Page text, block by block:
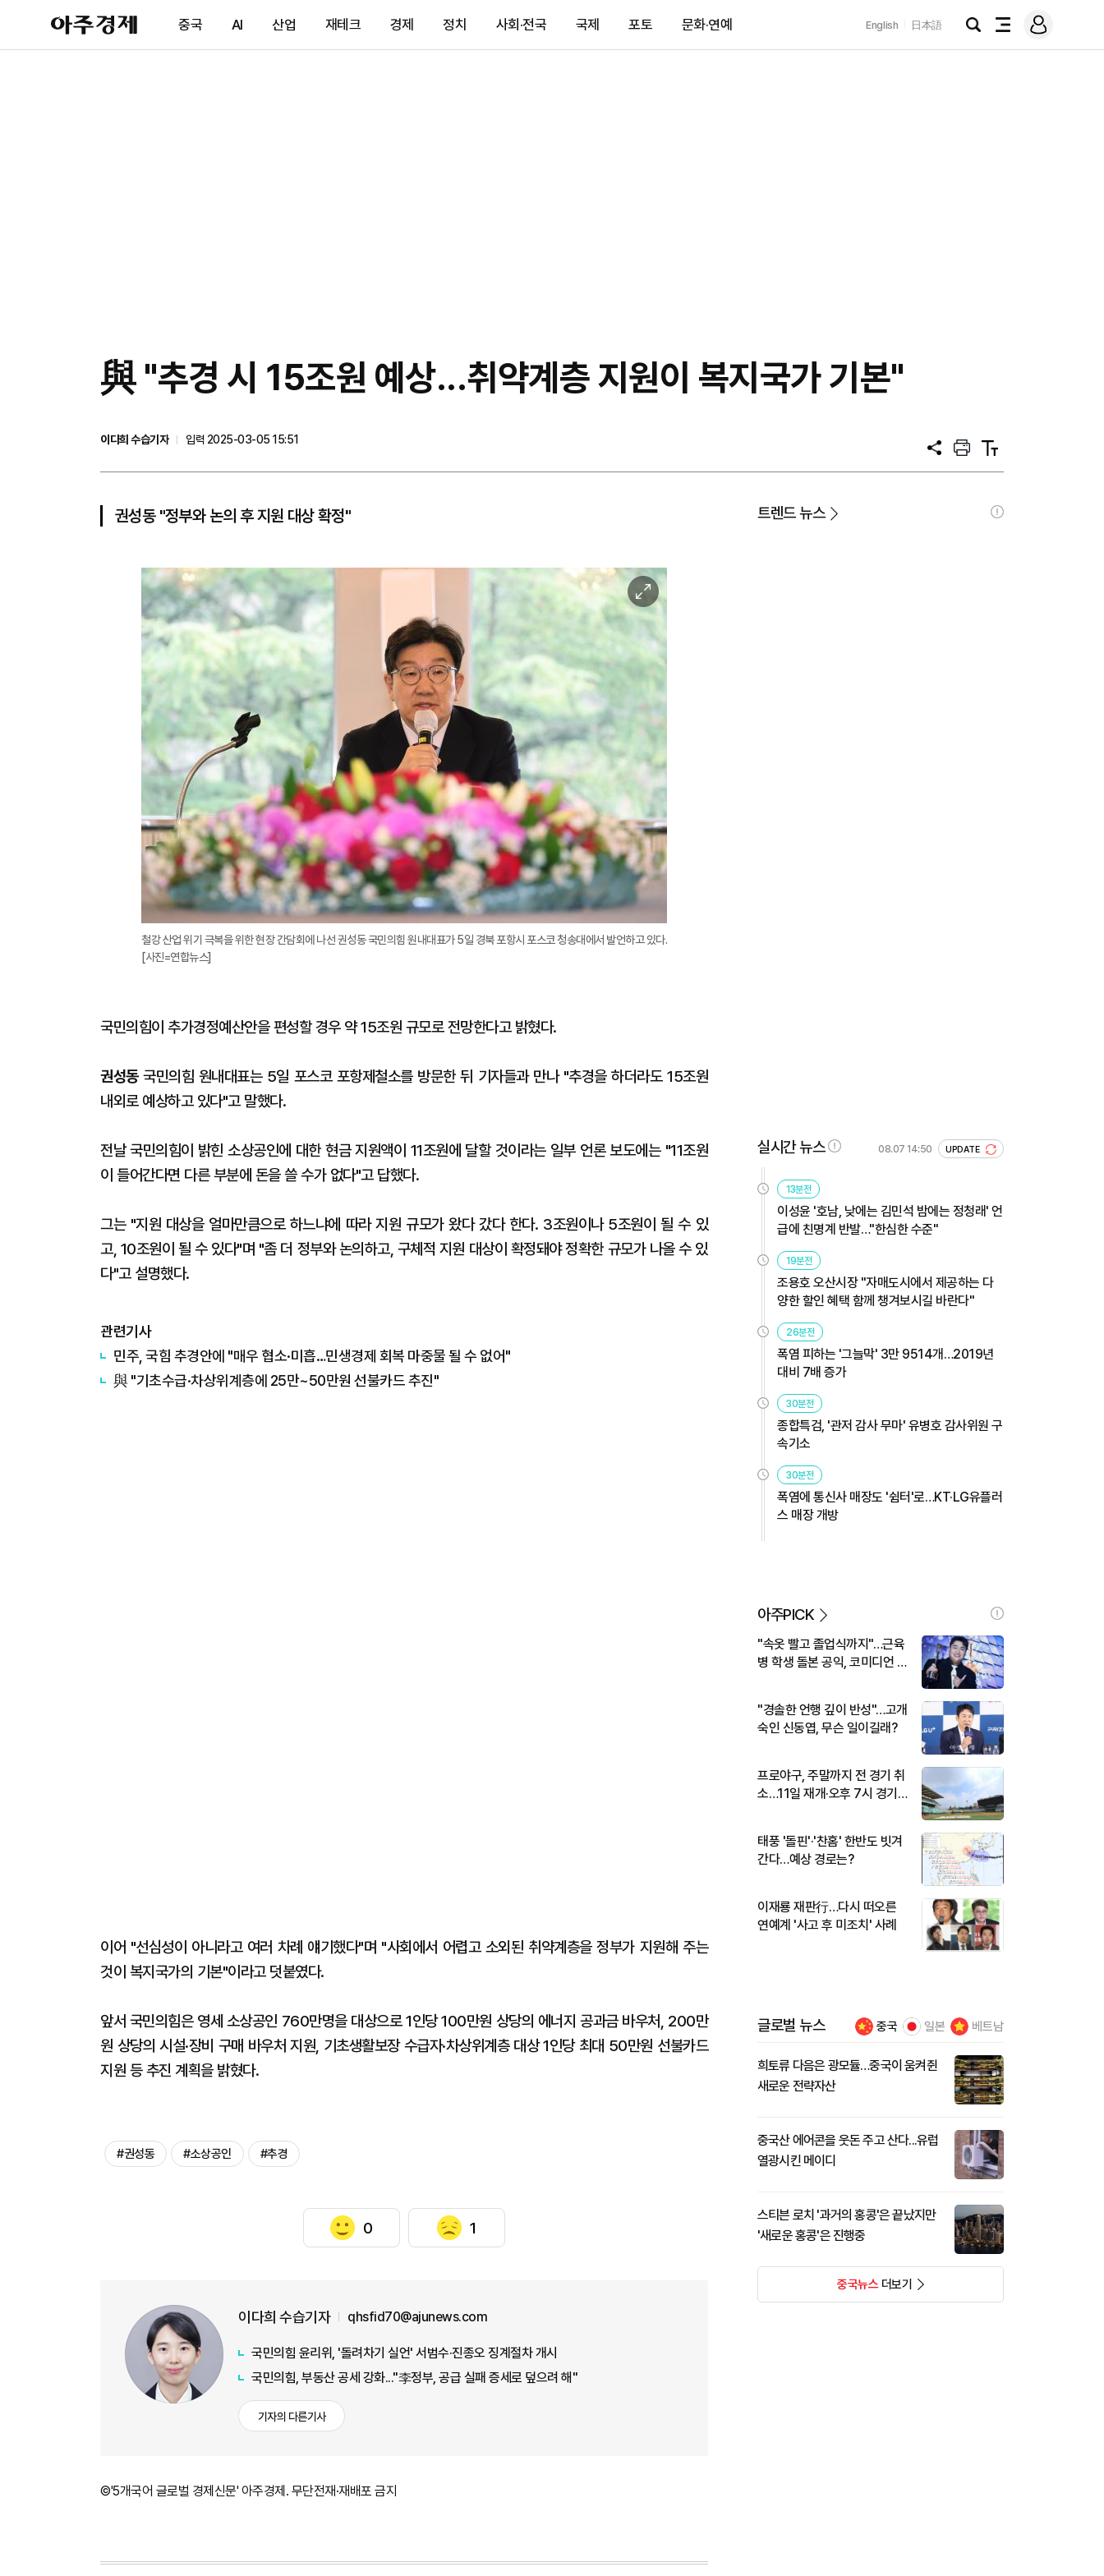
아
주
제
중국 AI 산업 재테크 경제 정치 사회·전국 국제 포토 문화·연예 English 日本語
검
전
메
그
與 "추경 시 15조원 예상...취약계층 지원이 복지국가 기본"
이다희 수습기자
입력 2025-03-05 15:51
공
프
트
텍
트
권성동 "정부와 논의 후 지원 대상 확정"
이
미
확
철강 산업 위기 극복을 위한 현장 간담회에 나선 권성동 국민의힘 원내대표가 5일 경북 포항시 포스코 청송대에서 발언하고 있다.
[사진=연합뉴스]
국민의힘이 추가경정예산안을 편성할 경우 약 15조원 규모로 전망한다고 밝혔다.
권성동국민의힘 원내대표는 5일 포스코 포항제철소를 방문한 뒤 기자들과 만나 "추경을 하더라도 15조원
내외로 예상하고 있다"고 말했다.
전날 국민의힘이 밝힌 소상공인에 대한 현금 지원액이 11조원에 달할 것이라는 일부 언론 보도에는 "11조원
이 들어간다면 다른 부분에 돈을 쓸 수가 없다"고 답했다.
그는 "지원 대상을 얼마만큼으로 하느냐에 따라 지원 규모가 왔다 갔다 한다. 3조원이나 5조원이 될 수 있
고, 10조원이 될 수 있다"며 "좀 더 정부와 논의하고, 구체적 지원 대상이 확정돼야 정확한 규모가 나올 수 있
다"고 설명했다.
관련기사
민주, 국힘 추경안에 "매우 협소·미흡…민생경제 회복 마중물 될 수 없어"
與 "기초수급·차상위계층에 25만~50만원 선불카드 추진"
이어 "선심성이 아니라고 여러 차례 얘기했다"며 "사회에서 어렵고 소외된 취약계층을 정부가 지원해 주는
것이 복지국가의 기본"이라고 덧붙였다.
앞서 국민의힘은 영세 소상공인 760만명을 대상으로 1인당 100만원 상당의 에너지 공과금 바우처, 200만
원 상당의 시설·장비 구매 바우처 지원, 기초생활보장 수급자·차상위계층 대상 1인당 최대 50만원 선불카드
지원 등 추진 계획을 밝혔다.
#권성동 #소상공인 #추경
0 1
이다희 수습기자 qhsfid70@ajunews.com
국민의힘 윤리위, '돌려차기 실언' 서범수·진종오 징계절차 개시
국민의힘, 부동산 공세 강화..."李정부, 공급 실패 증세로 덮으려 해"
기자의 다른기사
©'5개국어 글로벌 경제신문' 아주경제. 무단전재·재배포 금지
트렌드 뉴스
실시간 뉴스 08.07 14:50 UPDATE
13분전
이성윤 '호남, 낮에는 김민석 밤에는 정청래' 언
급에 친명계 반발…"한심한 수준"
19분전
조용호 오산시장 "자매도시에서 제공하는 다
양한 할인 혜택 함께 챙겨보시길 바란다"
26분전
폭염 피하는 '그늘막' 3만 9514개…2019년
대비 7배 증가
30분전
종합특검, '관저 감사 무마' 유병호 감사위원 구
속기소
30분전
폭염에 통신사 매장도 '쉼터'로…KT·LG유플러
스 매장 개방
아주PICK
"속옷 빨고 졸업식까지"…근육
병 학생 돌본 공익, 코미디언 김
"경솔한 언행 깊이 반성"…고개
숙인 신동엽, 무슨 일이길래?
프로야구, 주말까지 전 경기 취
소…11일 재개·오후 7시 경기
태풍 '돌핀'·'찬홈' 한반도 빗겨
간다…예상 경로는?
이재룡 재판行…다시 떠오른
연예계 '사고 후 미조치' 사례
글로벌 뉴스 중국 일본 베트남
희토류 다음은 광모듈…중국이 움켜쥔
새로운 전략자산
중국산 에어콘을 웃돈 주고 산다...유럽
열광시킨 메이디
스티븐 로치 '과거의 홍콩'은 끝났지만
'새로운 홍콩'은 진행중
중국뉴스더보기